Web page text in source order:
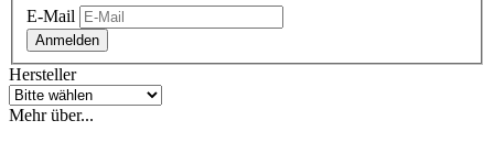
E-Mail
Anmelden
Hersteller
Mehr über...